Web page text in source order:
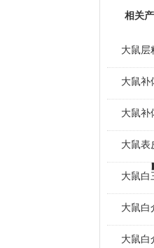
相关
大鼠层
大鼠补
大鼠补
大鼠表
大鼠白
大鼠白
大鼠白